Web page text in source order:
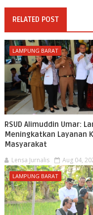
RELATED POST
LAMPUNG BARAT
RSUD Alimuddin Umar:
Meningkatkan Layanan
Masyarakat
Lensa Jurnalis Aug 04,
LAMPUNG BARAT